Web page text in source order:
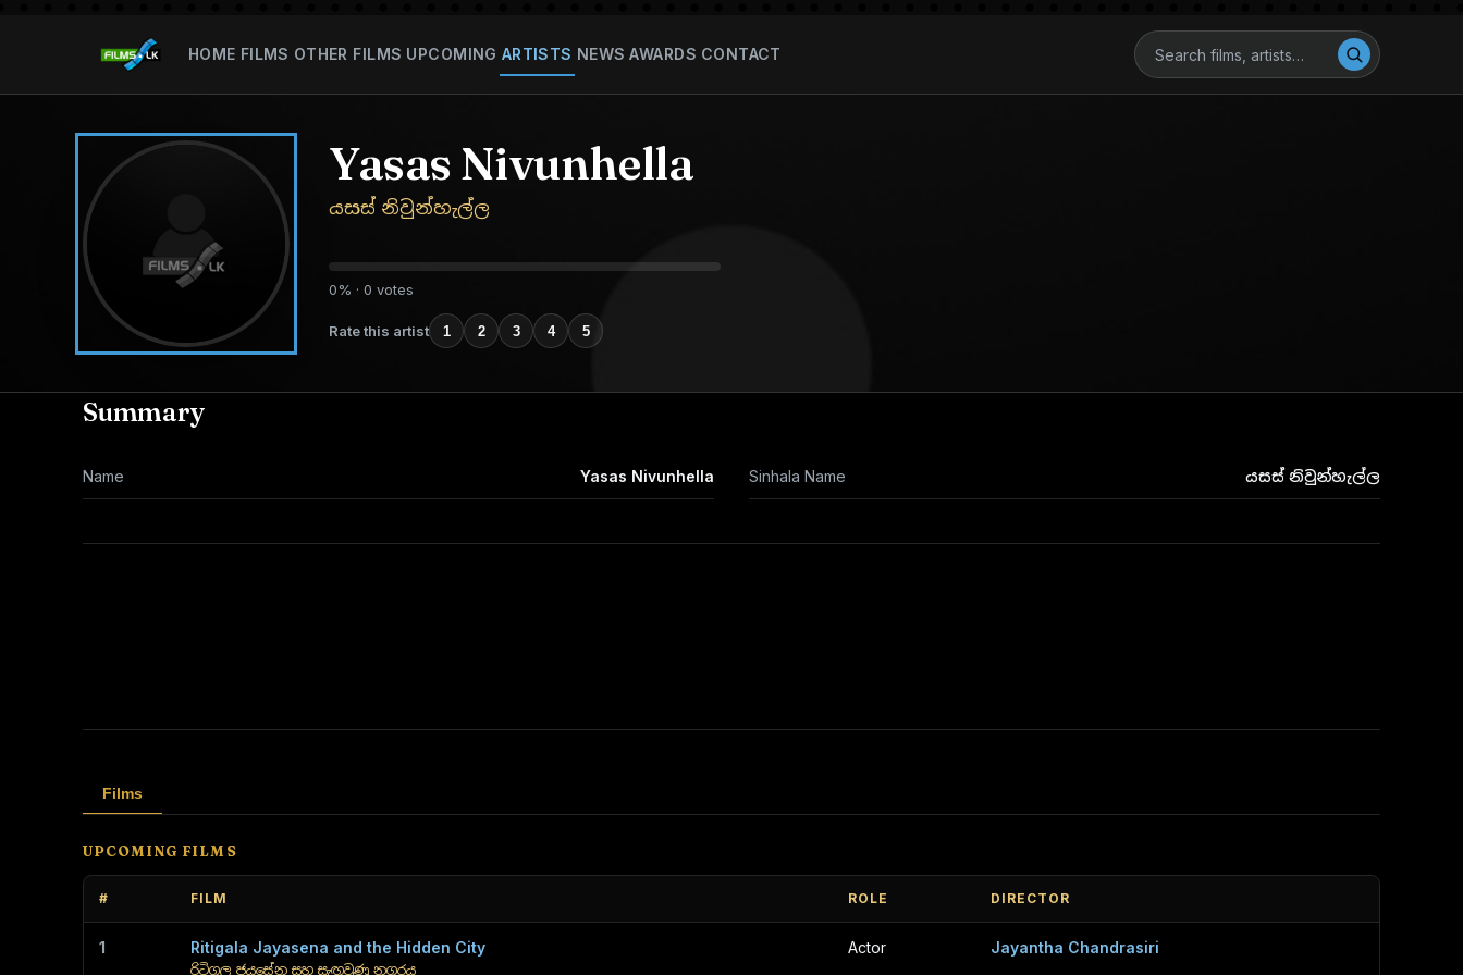
HOME FILMS OTHER FILMS UPCOMING ARTISTS NEWS AWARDS CONTACT
Yasas Nivunhella
යසස් නිවුන්හැල්ල
0% · 0 votes
Rate this artist 1 2 3 4 5
Summary
Name Yasas Nivunhella Sinhala Name යසස් නිවුන්හැල්ල
Films
UPCOMING FILMS
# FILM ROLE DIRECTOR
1 Ritigala Jayasena and the Hidden City
රිටිගල ජයසේන සහ සැඟවුණු නගරය
Actor Jayantha Chandrasiri